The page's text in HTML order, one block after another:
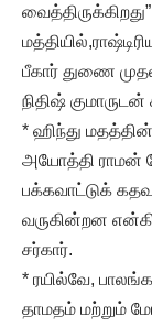
பீகார் துணை
நிதிஷ் குமாருடன்
* ஹிந்து
அயோத்தி ராமன்
பக்கவாட்டுக்
வருகின்றன
சர்கார்.
* ரயில்வே,
தாமதம் மற்றும்